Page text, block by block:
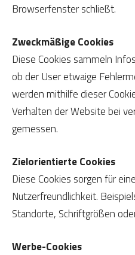
Browserfenster schließt.
Zweckmäßige Cookies
Diese Cookies sammeln
ob der User etwaige
werden mithilfe dieser
Verhalten der Website bei
gemessen.
Zielorientierte Cookies
Diese Cookies sorgen für
Nutzerfreundlichkeit.
Standorte, Schriftgrößen
Werbe-Cookies